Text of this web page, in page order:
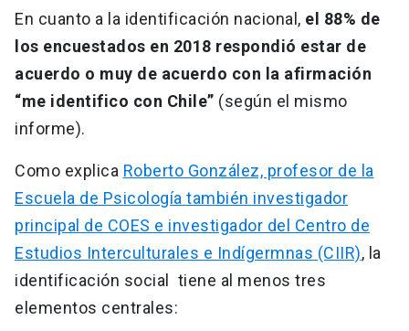
En cuanto a la identificación nacional, el 88% de
los encuestados en 2018 respondió estar de
acuerdo o muy de acuerdo con la afirmación
“me identifico con Chile” (según el mismo
informe).
Como explica Roberto González, profesor de la
Escuela de Psicología también investigador
principal de COES e investigador del Centro de
Estudios Interculturales e Indígermnas (CIIR), la
identificación social tiene al menos tres
elementos centrales: